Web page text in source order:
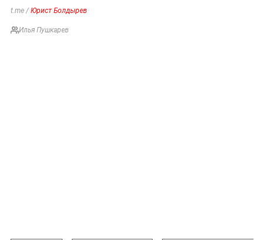
t.me / Юрист Болдырев
Илья Пушкарев